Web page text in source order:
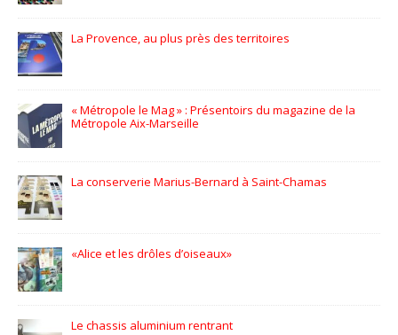
GPC Helmets – PLV en édition limitée
3 bis f à Aix-en-Provence
EFFIA, Stationnez en toute simplicité
L’Occitane en Provence – Flora Orchestra
Icônes automobiles l’expo